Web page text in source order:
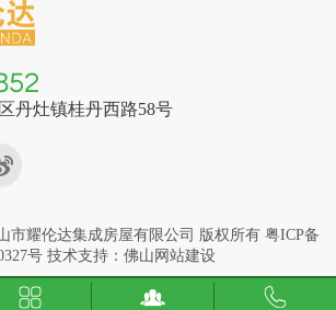
丹灶镇桂丹西路58号
市耀伦达集成房屋有限公司 版权所有 粤ICP备
号 技术支持： 佛山网站建设